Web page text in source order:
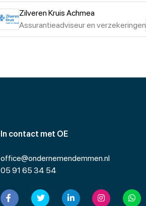
Zilveren Kruis Achmea
Assurantieadviseur en verzekeringen
In contact met OE
office@ondernemendemmen.nl
05 91 65 34 54